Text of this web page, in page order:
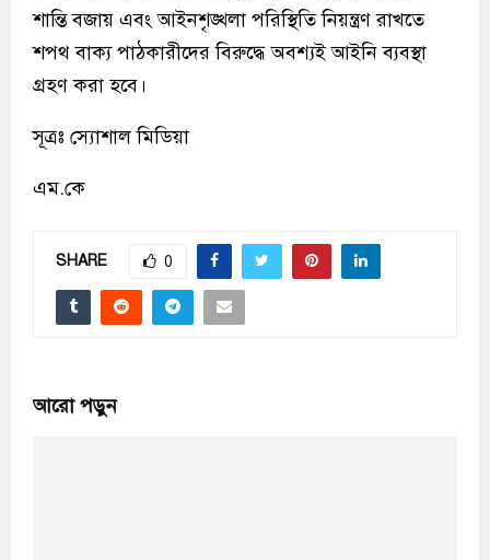
শান্তি বজায় এবং আইনশৃঙ্খলা পরিস্থিতি নিয়ন্ত্রণ রাখতে
শপথ বাক্য পাঠকারীদের বিরুদ্ধে অবশ্যই আইনি ব্যবস্থা
গ্রহণ করা হবে।
সূত্রঃ স্যোশাল মিডিয়া
এম.কে
SHARE 0
আরো পড়ুন